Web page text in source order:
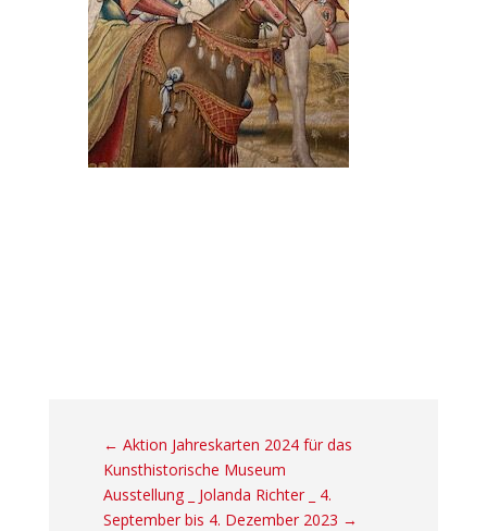
← Aktion Jahreskarten 2024 für das
Kunsthistorische Museum
Ausstellung _ Jolanda Richter _ 4.
September bis 4. Dezember 2023 →